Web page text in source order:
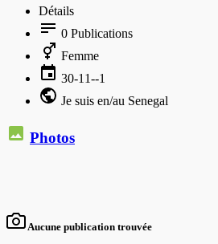
Détails
0 Publications
Femme
30-11--1
Je suis en/au Senegal
Photos
Aucune publication trouvée